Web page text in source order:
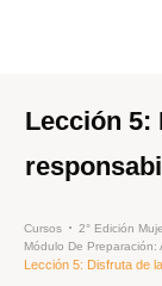
Lección 5:
Cursos
2° Edición
Módulo De Preparación: